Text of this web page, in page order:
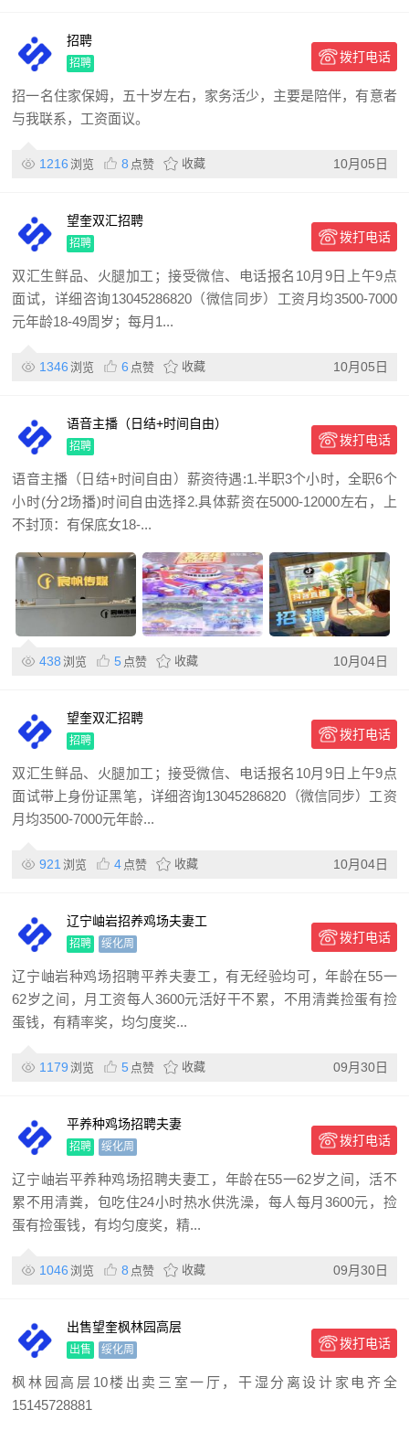
招聘
招聘 拨打电话
招一名住家保姆，五十岁左右，家务活少，主要是陪伴，有意者
与我联系，工资面议。
1216 浏览 8 点赞 收藏 10月05日
望奎双汇招聘
招聘 拨打电话
双汇生鲜品、火腿加工；接受微信、电话报名10月9日上午9点
面试，详细咨询13045286820（微信同步）工资月均3500-7000
元年龄18-49周岁；每月1...
1346 浏览 6 点赞 收藏 10月05日
语音主播（日结+时间自由）
招聘 拨打电话
语音主播（日结+时间自由）薪资待遇:1.半职3个小时，全职6个
小时(分2场播)时间自由选择2.具体薪资在5000-12000左右，上
不封顶：有保底女18-...
438 浏览 5 点赞 收藏 10月04日
望奎双汇招聘
招聘 拨打电话
双汇生鲜品、火腿加工；接受微信、电话报名10月9日上午9点
面试带上身份证黑笔，详细咨询13045286820（微信同步）工资
月均3500-7000元年龄...
921 浏览 4 点赞 收藏 10月04日
辽宁岫岩招养鸡场夫妻工
招聘 绥化周 拨打电话
辽宁岫岩种鸡场招聘平养夫妻工，有无经验均可，年龄在55一
62岁之间，月工资每人3600元活好干不累，不用清粪捡蛋有捡
蛋钱，有精率奖，均匀度奖...
1179 浏览 5 点赞 收藏 09月30日
平养种鸡场招聘夫妻
招聘 绥化周 拨打电话
辽宁岫岩平养种鸡场招聘夫妻工，年龄在55一62岁之间，活不
累不用清粪，包吃住24小时热水供洗澡，每人每月3600元，捡
蛋有捡蛋钱，有均匀度奖，精...
1046 浏览 8 点赞 收藏 09月30日
出售望奎枫林园高层
出售 绥化周 拨打电话
枫林园高层10楼出卖三室一厅，干湿分离设计家电齐全
15145728881